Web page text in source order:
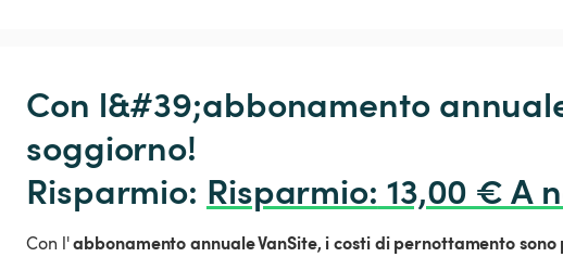
Con l&#39;abbonamento
soggiorno!
Risparmio: Risparmio: 13,00 € A
Con l'abbonamento annuale VanSite, i costi di pernottamento